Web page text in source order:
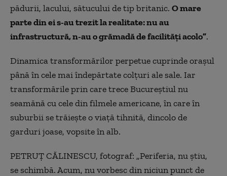
pădurii, lacului, sătucului de tip britanic. O mare
parte din ei s-au trezit la realitate: nu au
infrastructură, n-au o grămadă de facilități acolo”.
Dinamica transformărilor perpetue cuprinde orașul
până în cele mai îndepărtate colțuri ale sale. Iar
transformările prin care trece Bucureștiul nu
seamănă cu cele din filmele americane, în care în
suburbii se trăiește o viață tihnită, dincolo de
garduri joase, vopsite în alb.
PETRUȚ CĂLINESCU, fotograf: „Periferia, nu știu,
se schimbă. Acum, nu vorbesc din niciun punct de